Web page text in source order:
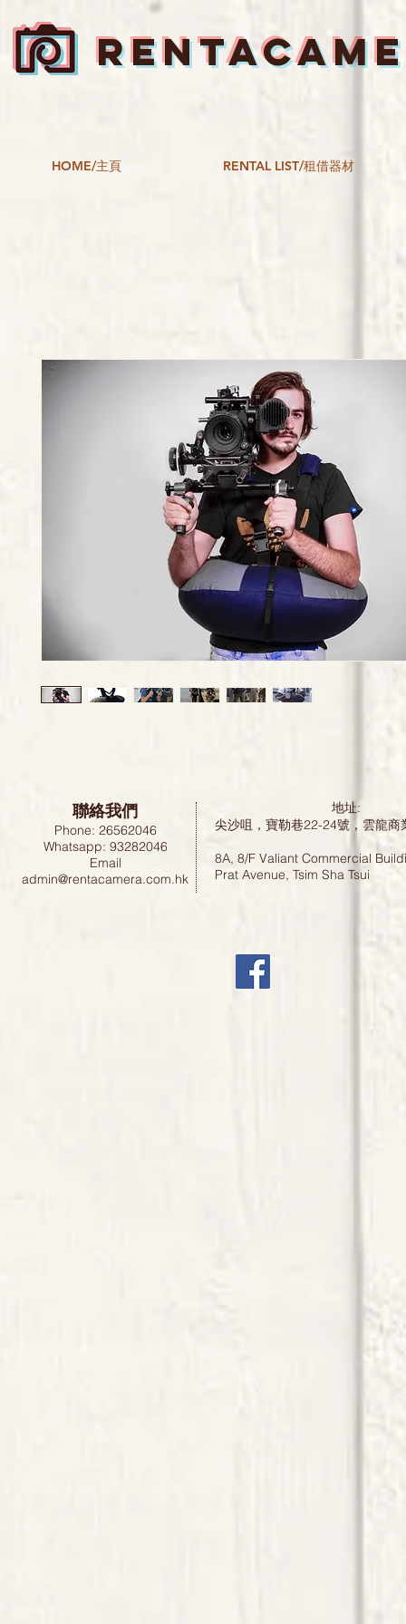
HOME/主頁 RENTAL LIST/租借器材
聯絡我們
Phone: 26562046
Whatsapp: 93282046
Email
admin@rentacamera.com.hk
地址:
尖沙咀，寶勒巷22-24號，雲龍
8A, 8/F Valiant Commercial
Prat Avenue, Tsim Sha Tsui